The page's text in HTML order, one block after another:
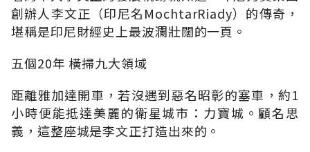
創辦人李文正（印尼名MochtarRiady）的傳奇，
堪稱是印尼財經史上最波瀾壯闊的一頁。
五個20年 橫掃九大領域
距離雅加達開車，若沒遇到惡名昭彰的塞車，約1
小時便能抵達美麗的衛星城市：力寶城。顧名思
義，這整座城是李文正打造出來的。